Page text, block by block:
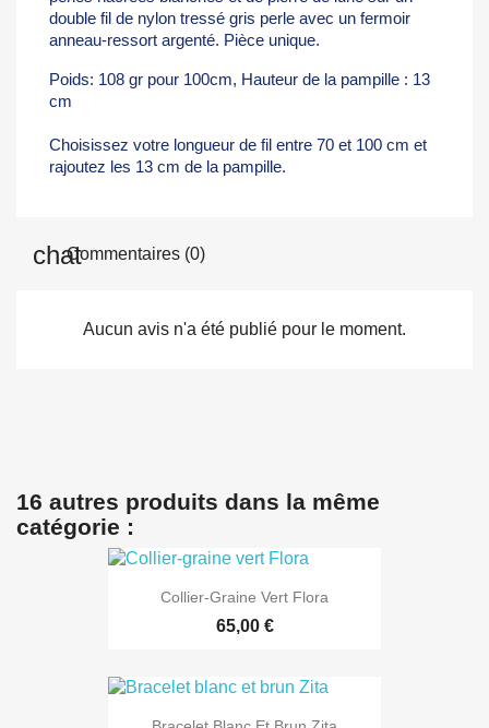
double fil de nylon tressé gris perle avec un fermoir
anneau-ressort argenté. Pièce unique.
Poids: 108 gr pour 100cm, Hauteur de la pampille : 13
cm
Choisissez votre longueur de fil entre 70 et 100 cm et
rajoutez les 13 cm de la pampille.
Commentaires (0)
Aucun avis n'a été publié pour le moment.
16 autres produits dans la même
catégorie :
Collier-Graine Vert Flora
65,00 €